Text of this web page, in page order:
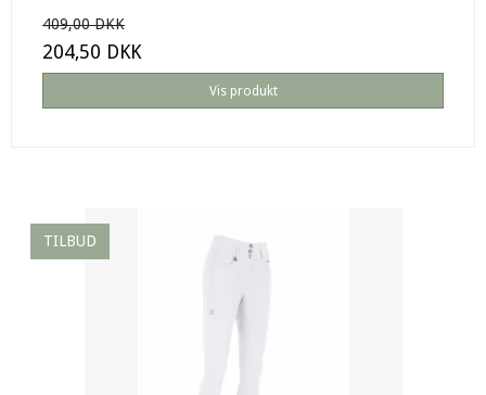
409,00 DKK
204,50 DKK
Vis produkt
TILBUD